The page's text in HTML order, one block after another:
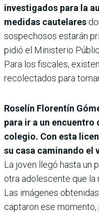
investigados para la
medidas cautelares
sospechosos estarán
pidió el Ministerio
Para los fiscales,
recolectados para
Roselín Florentín
para ir a un encuentro
colegio. Con esta
su casa caminando el
La joven llegó hasta un
otra adolescente que
Las imágenes
captaron ese